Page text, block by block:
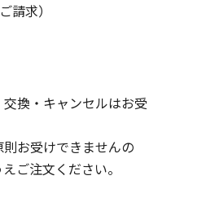
請求）
換・キャンセルはお受
お受けできませんの
ご注文ください。